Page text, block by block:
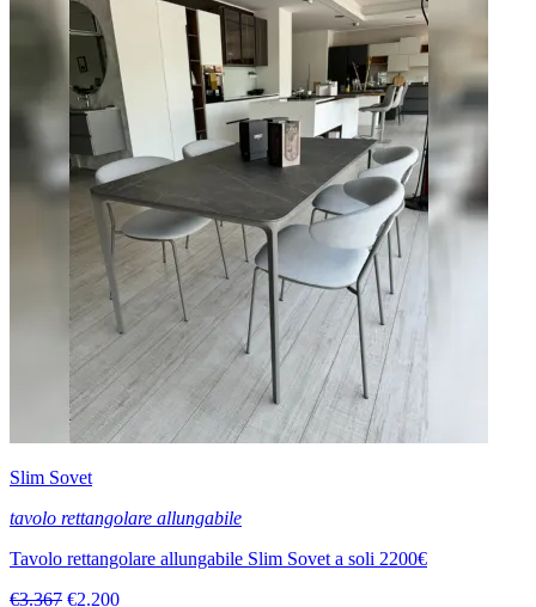
Slim Sovet
tavolo rettangolare allungabile
Tavolo rettangolare allungabile Slim Sovet a soli 2200€
€3.367 €2.200